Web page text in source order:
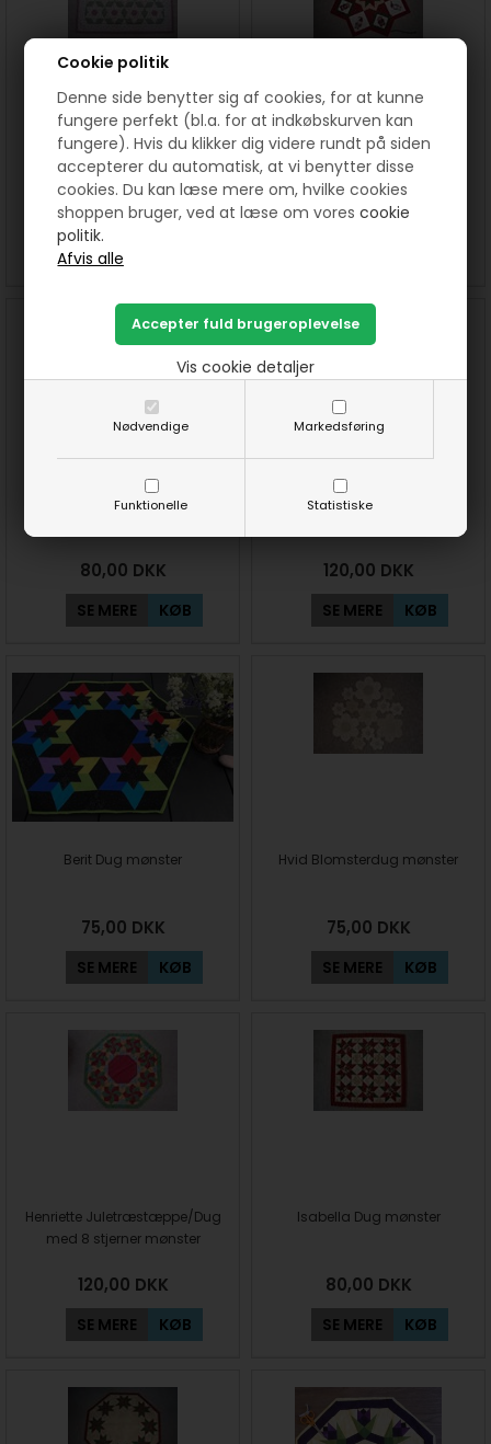
Cookie politik
Denne side benytter sig af cookies, for at kunne
fungere perfekt (bl.a. for at indkøbskurven kan
fungere). Hvis du klikker dig videre rundt på siden
accepterer du automatisk, at vi benytter disse
cookies. Du kan læse mere om, hvilke cookies
shoppen bruger, ved at læse om vorescookie
politik.
Nødvendige Markedsføring
Funktionelle Statistiske
Vis cookie detaljer
Malene Tæppe mønster
75,00DKK
SE MERE
Andrea Juletræstæppe
mønster
110,00DKK
Birgitte Dug/Juletræstæppe
80,00 DKK
SE MERE KØB
Dagmar Juletræstæppe
120,00 DKK
SE MERE KØB
Berit Dug mønster
75,00 DKK
SE MERE KØB
Hvid Blomsterdug mønster
75,00 DKK
SE MERE KØB
Henriette Juletræstæppe/Dug
med 8 stjerner mønster
120,00 DKK
SE MERE KØB
Isabella Dug mønster
80,00 DKK
SE MERE KØB